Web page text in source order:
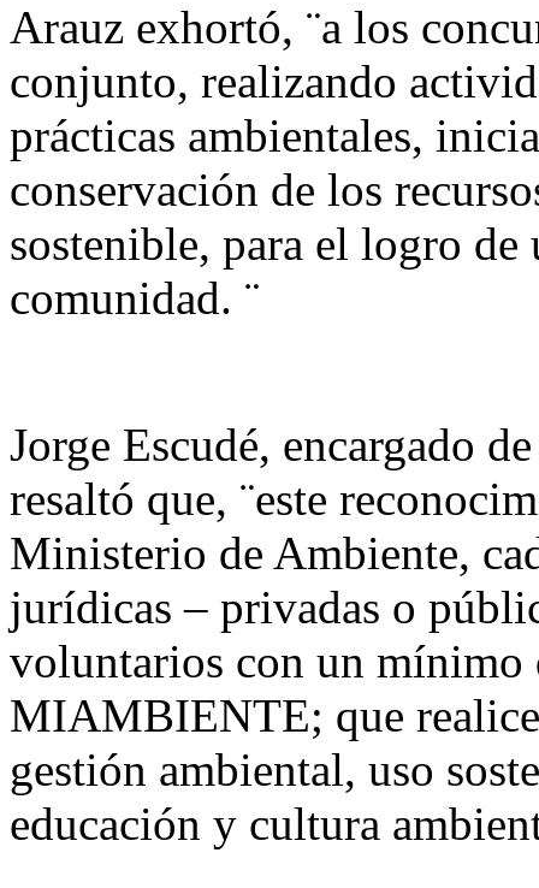
Arauz exhortó, ¨a los
conjunto, realizando
prácticas ambientales,
conservación de los
sostenible, para el logro de
comunidad. ¨
Jorge Escudé, encargado
resaltó que, ¨este
Ministerio de Ambiente,
jurídicas – privadas o
voluntarios con un mínimo
MIAMBIENTE; que
gestión ambiental, uso
educación y cultura